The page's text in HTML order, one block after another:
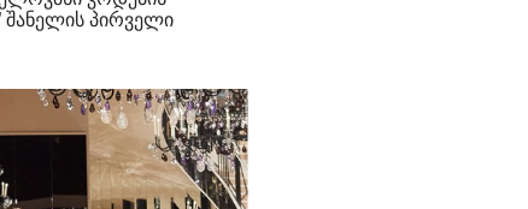
შანელის პირველი